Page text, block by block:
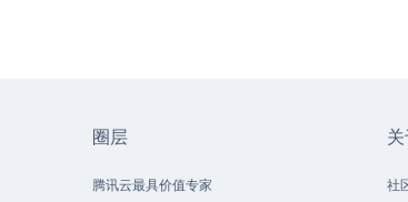
圈层
腾讯云最具价值专家
社